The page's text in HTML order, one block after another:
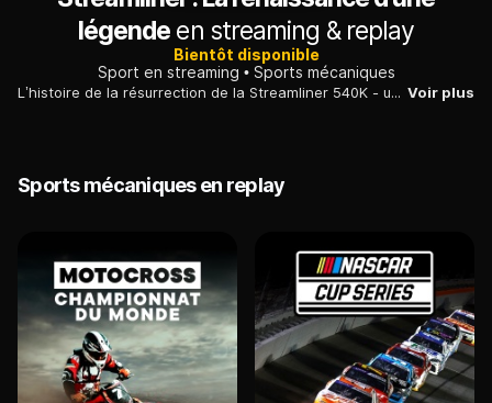
légende en streaming & replay
Bientôt disponible
Sport en streaming
Sports mécaniques
L’histoire de la résurrection de la Streamliner 540K - un véhicule de légende. Voir plus
Sports mécaniques en replay